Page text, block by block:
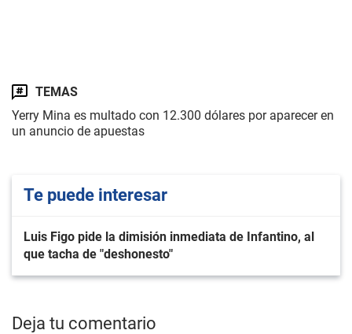
TEMAS
Yerry Mina es multado con 12.300 dólares por aparecer en
un anuncio de apuestas
Te puede interesar
Luis Figo pide la dimisión inmediata de Infantino, al
que tacha de "deshonesto"
Deja tu comentario